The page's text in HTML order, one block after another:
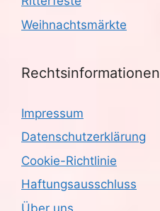
Weihnachtsmärkte
Rechtsinformationen
Impressum
Datenschutzerklärung
Cookie-Richtlinie
Haftungsausschluss
Über uns